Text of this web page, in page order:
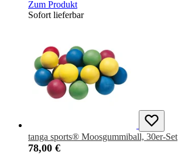
Zum Produkt
Sofort lieferbar
tanga sports® Moosgummiball, 30er-Set
78,00 €